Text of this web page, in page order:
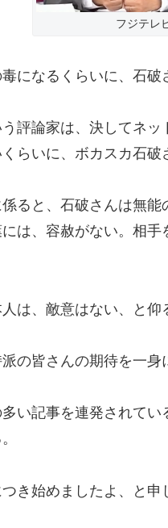
フジテレ
になるくらいに、石
評論家は、決してネ
らいに、ボカスカ石破
ると、石破さんは無
は、容赦がない。相
は、敵意はない、と仰
の皆さんの期待を一
い記事を連発されて
き始めましたよ、と申